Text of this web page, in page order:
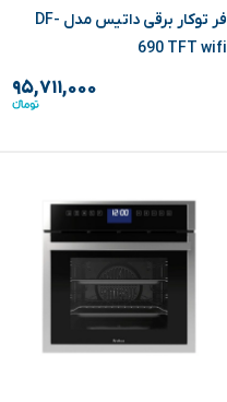
فر توکار برقی داتیس مدل DF-
690 TFT wifi
۹۵,۷۱۱,۰۰۰